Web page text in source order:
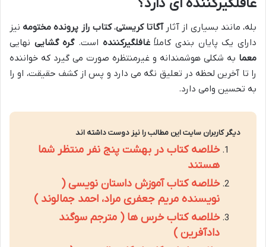
بله، مانند بسیاری از آثارآگاتا کریستی،کتاب راز پرونده مختومه نیز
دارای یک پایان بندی کاملاًغافلگیرکننده است.گره گشایی نهایی
معما به شکلی هوشمندانه و غیرمنتظره صورت می گیرد که خواننده
را تا آخرین لحظه در تعلیق نگه می دارد و پس از کشف حقیقت، او را
به تحسین وامی دارد.
دیگر کاربران سایت این مطالب را نیز دوست داشته اند
خلاصه کتاب در بهشت پنج نفر منتظر شما
هستند
خلاصه کتاب آموزش داستان نویسی (
نویسنده مریم جعفری مراد، احمد جمالوند )
خلاصه کتاب خرس ها ( مترجم سوگند
دادآفرین )